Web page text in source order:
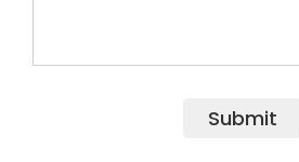
Submit